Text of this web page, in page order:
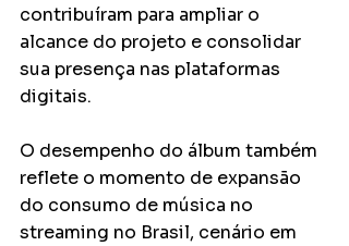
contribuíram para ampliar o
alcance do projeto e consolidar
sua presença nas plataformas
digitais.
O desempenho do álbum também
reflete o momento de expansão
do consumo de música no
streaming no Brasil, cenário em